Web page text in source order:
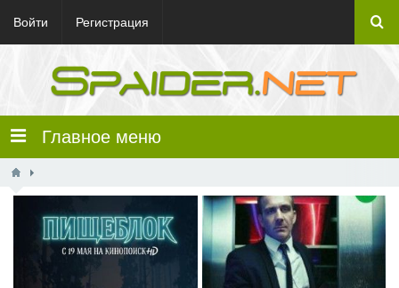
Войти Регистрация
Главное меню